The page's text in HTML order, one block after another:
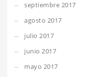
septiembre 2017
agosto 2017
julio 2017
junio 2017
mayo 2017